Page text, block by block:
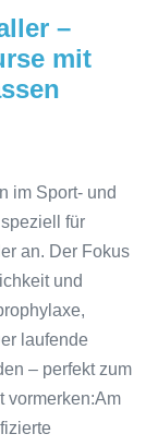
–
mit
im Sport- und
für
an. Der Fokus
und
laufende
– perfekt zum
vormerken:Am